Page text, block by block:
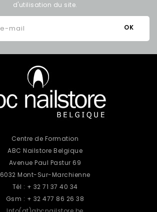
d'utilisation du site.
Centre de Formation
ABC Nailstore Belgique
Avenue Paul Pastur 69
6032 Mont-Sur-Marchienne
Tél : + 32 71 37 40 34
Gsm : + 32 477 86 26 38